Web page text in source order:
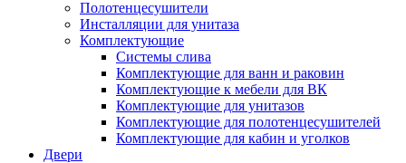
Полотенцесушители
Инсталляции для унитаза
Комплектующие
Системы слива
Комплектующие для ванн и раковин
Комплектующие к мебели для ВК
Комплектующие для унитазов
Комплектующие для полотенцесушителей
Комплектующие для кабин и уголков
Двери